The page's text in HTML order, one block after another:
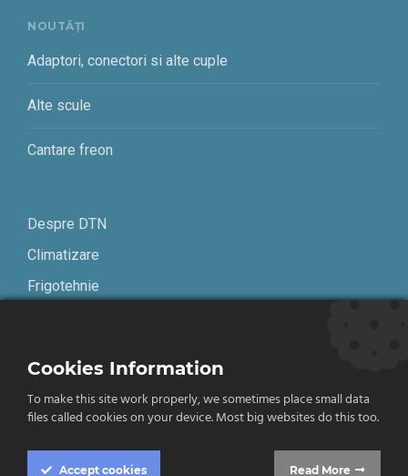
NOUTĂȚI
Adaptori, conectori si alte cuple
Alte scule
Cantare freon
Despre DTN
Climatizare
Frigotehnie
Termeni și condiții
Confidențialitate
Cookies Information
To make this site work properly, we sometimes place small data
files called cookies on your device. Most big websites do this too.
Accept cookies Read More